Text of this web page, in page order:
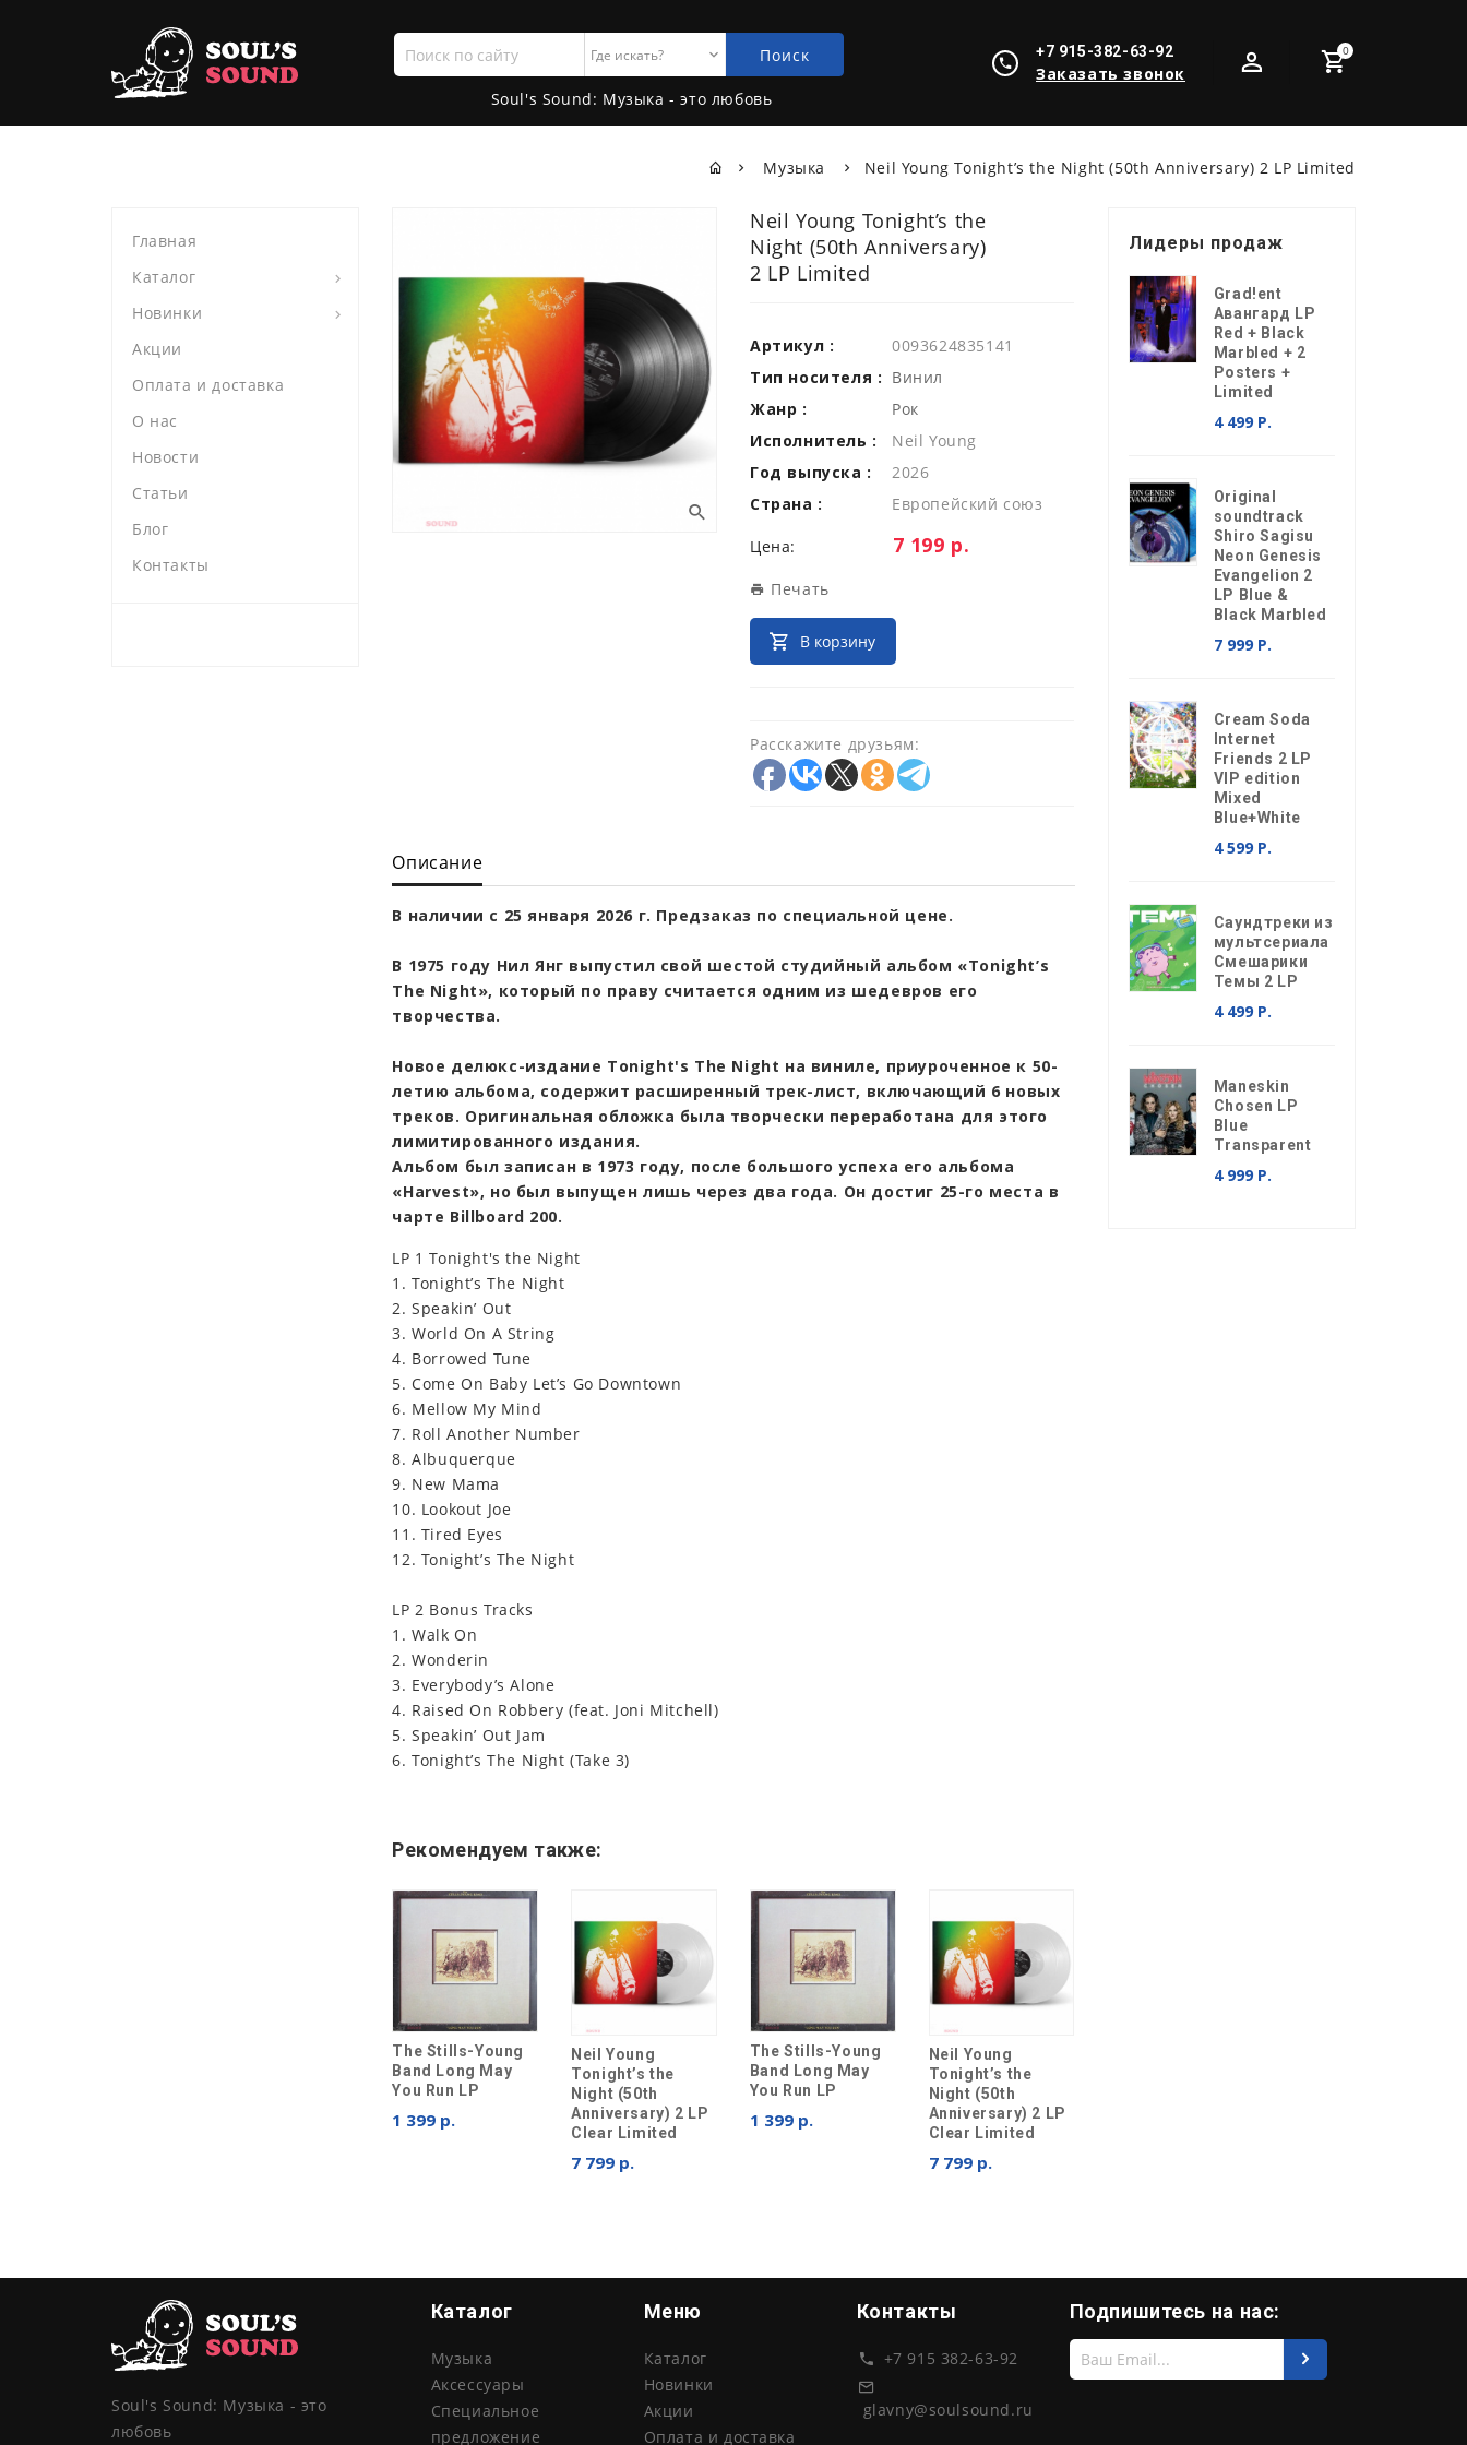
0
+7 915-382-63-92
Заказать звонок
Поиск
по
сайту
Поиск
Soul's Sound: Музыка - это любовь
Музыка Neil Young Tonight’s the Night (50th Anniversary) 2 LP Limited
Главная
Каталог
Новинки
Акции
Оплата и доставка
О нас
Новости
Статьи
Блог
Контакты
Neil Young Tonight’s the
Night (50th Anniversary)
2 LP Limited
Артикул :
0093624835141
Тип носителя : Винил
Жанр :
Рок
Исполнитель :
Neil Young
Год выпуска :
2026
Страна :
Европейский союз
Цена: Цена:
7 199 р.
Печать
В корзину
Расскажите друзьям:
Описание
В наличии с 25 января 2026 г. Предзаказ по специальной цене.
В 1975 году Нил Янг выпустил свой шестой студийный альбом «Tonight’s
The Night», который по праву считается одним из шедевров его
творчества.
Новое делюкс-издание Tonight's The Night на виниле, приуроченное к 50-
летию альбома, содержит расширенный трек-лист, включающий 6 новых
треков. Оригинальная обложка была творчески переработана для этого
лимитированного издания.
Альбом был записан в 1973 году, после большого успеха его альбома
«Harvest», но был выпущен лишь через два года. Он достиг 25-го места в
чарте Billboard 200.
LP 1 Tonight's the Night
1. Tonight’s The Night
2. Speakin’ Out
3. World On A String
4. Borrowed Tune
5. Come On Baby Let’s Go Downtown
6. Mellow My Mind
7. Roll Another Number
8. Albuquerque
9. New Mama
10. Lookout Joe
11. Tired Eyes
12. Tonight’s The Night
LP 2 Bonus Tracks
1. Walk On
2. Wonderin
3. Everybody’s Alone
4. Raised On Robbery (feat. Joni Mitchell)
5. Speakin’ Out Jam
6. Tonight’s The Night (Take 3)
Рекомендуем также:
The Stills-Young
Band Long May
You Run LP
1 399 р.
Neil Young
Tonight’s the
Night (50th
Anniversary) 2 LP
Clear Limited
7 799 р.
The Stills-Young
Band Long May
You Run LP
1 399 р.
Neil Young
Tonight’s the
Night (50th
Anniversary) 2 LP
Clear Limited
7 799 р.
Лидеры продаж
Grad!ent
Авангард LP
Red + Black
Marbled + 2
Posters +
Limited
4 499 Р.
Original
soundtrack
Shiro Sagisu
Neon Genesis
Evangelion 2
LP Blue &
Black Marbled
7 999 Р.
Cream Soda
Internet
Friends 2 LP
VIP edition
Mixed
Blue+White
4 599 Р.
Саундтреки из
мультсериала
Смешарики
Темы 2 LP
4 499 Р.
Maneskin
Chosen LP
Blue
Transparent
4 999 Р.
Soul's Sound: Музыка - это
любовь
Каталог
Музыка
Аксессуары
Специальное
предложение
Меню
Каталог
Новинки
Акции
Оплата и доставка
Контакты
+7 915 382-63-92
glavny@soulsound.ru
Подпишитесь на нас:
Введите
свой
e-